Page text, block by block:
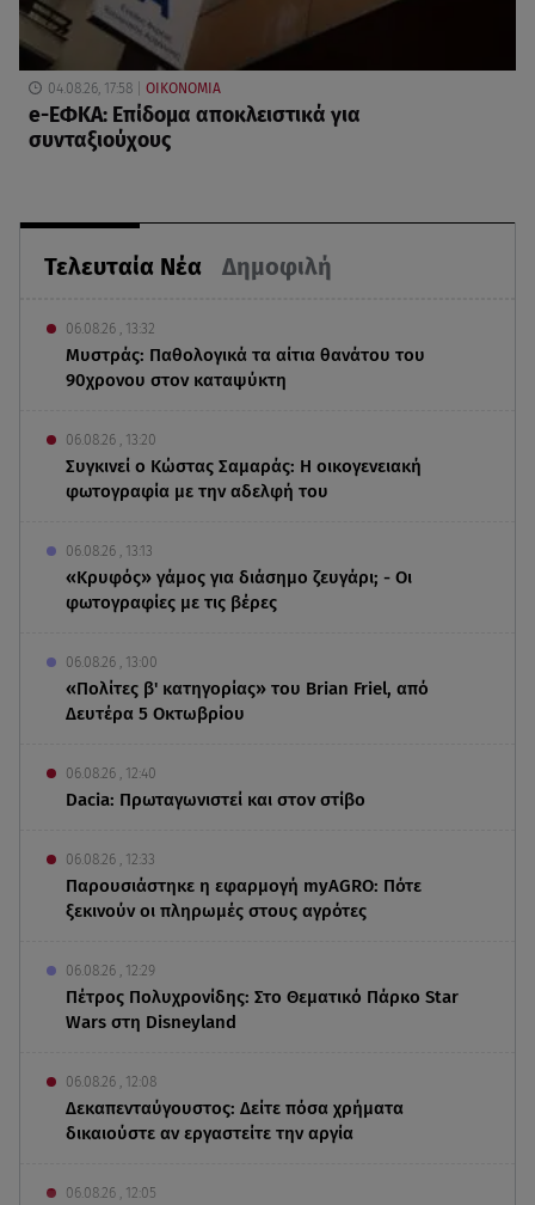
Τελευταία Νέα Δημοφιλή
06.08.26 , 13:32
Μυστράς: Παθολογικά τα αίτια θανάτου του
90χρονου στον καταψύκτη
06.08.26 , 13:20
Συγκινεί ο Κώστας Σαμαράς: Η οικογενειακή
φωτογραφία με την αδελφή του
06.08.26 , 13:13
«Κρυφός» γάμος για διάσημο ζευγάρι; - Οι
φωτογραφίες με τις βέρες
06.08.26 , 13:00
«Πολίτες β' κατηγορίας» του Brian Friel, από
Δευτέρα 5 Οκτωβρίου
06.08.26 , 12:40
Dacia: Πρωταγωνιστεί και στον στίβο
06.08.26 , 12:33
Παρουσιάστηκε η εφαρμογή myAGRO: Πότε
ξεκινούν οι πληρωμές στους αγρότες
06.08.26 , 12:29
Πέτρος Πολυχρονίδης: Στο Θεματικό Πάρκο Star
Wars στη Disneyland
06.08.26 , 12:08
Δεκαπενταύγουστος: Δείτε πόσα χρήματα
δικαιούστε αν εργαστείτε την αργία
06.08.26 , 12:05
04.08.26, 17:58 ΟΙΚΟΝΟΜΙΑ
e-ΕΦΚΑ: Επίδομα αποκλειστικά για
συνταξιούχους